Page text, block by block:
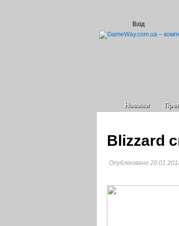
Вхід
Новини
Blizzard
Опубліковано